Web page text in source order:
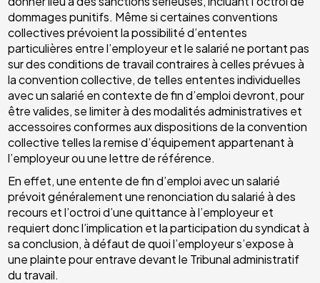
dommages punitifs. Même si certaines conventions
collectives prévoient la possibilité d’ententes
particulières entre l’employeur et le salarié ne portant pas
sur des conditions de travail contraires à celles prévues à
la convention collective, de telles ententes individuelles
avec un salarié en contexte de fin d’emploi devront, pour
être valides, se limiter à des modalités administratives et
accessoires conformes aux dispositions de la convention
collective telles la remise d’équipement appartenant à
l’employeur ou une lettre de référence.
En effet, une entente de fin d’emploi avec un salarié
prévoit généralement une renonciation du salarié à des
recours et l’octroi d’une quittance à l’employeur et
requiert donc l’implication et la participation du syndicat à
sa conclusion, à défaut de quoi l’employeur s’expose à
une plainte pour entrave devant le Tribunal administratif
du travail.